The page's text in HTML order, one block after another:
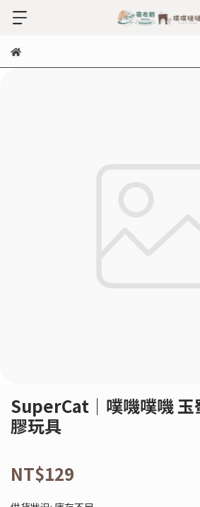
SuperCat｜噗嘰噗嘰 玉
膠玩具
NT$129